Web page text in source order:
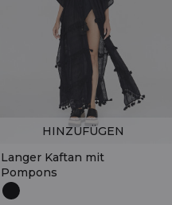
Langer Kaftan mit
Pompons
HINZUFÜGEN